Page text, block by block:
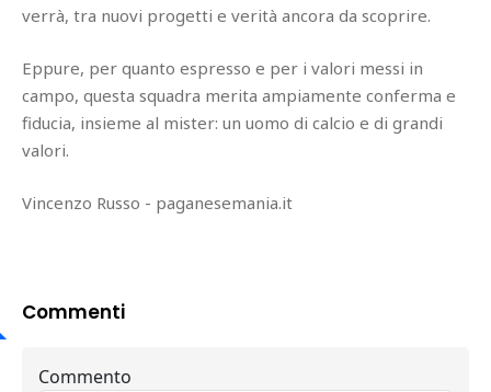
verrà, tra nuovi progetti e verità ancora da scoprire.
Eppure, per quanto espresso e per i valori messi in
campo, questa squadra merita ampiamente conferma e
fiducia, insieme al mister: un uomo di calcio e di grandi
valori.
Vincenzo Russo - paganesemania.it
Commenti